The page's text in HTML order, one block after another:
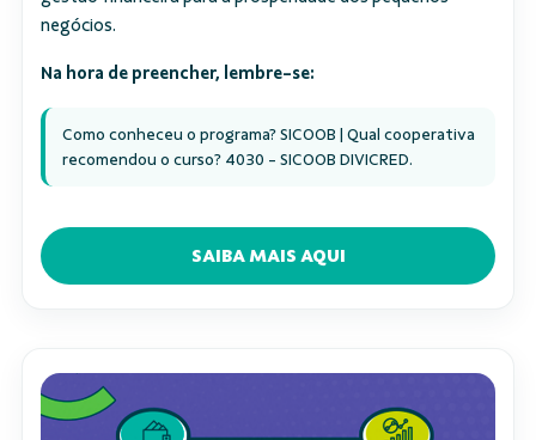
negócios.
Na hora de preencher, lembre-se:
Como conheceu o programa? SICOOB | Qual cooperativa
recomendou o curso? 4030 - SICOOB DIVICRED.
SAIBA MAIS AQUI